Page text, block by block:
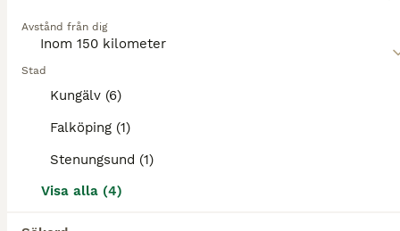
Avstånd från dig
Stad
Kungälv (6)
Falköping (1)
Stenungsund (1)
Visa alla (4)
Övrigt
Till salu
Annonstyp
Nyskick104 900 kr